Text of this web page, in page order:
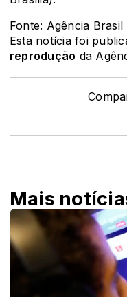
Fonte: Agência Brasil
Esta notícia foi
reprodução da
Mais